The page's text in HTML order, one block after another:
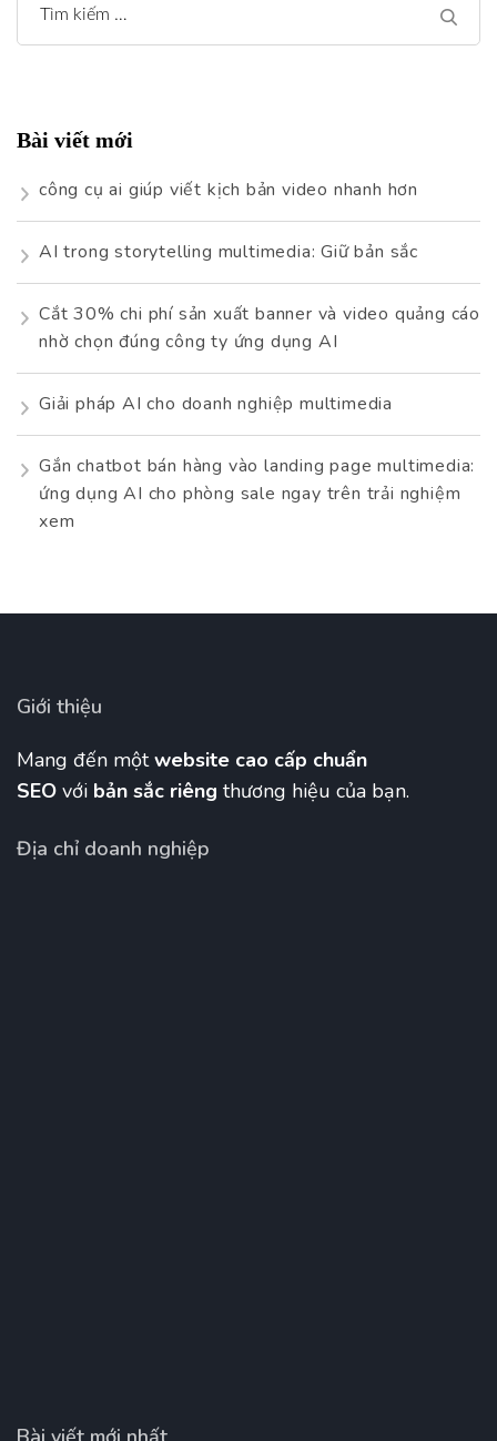
viết
Tìm
kiếm
Bài viết mới
công cụ ai giúp viết kịch bản video nhanh hơn
AI trong storytelling multimedia: Giữ bản sắc
Cắt 30% chi phí sản xuất banner và video quảng cáo
nhờ chọn đúng công ty ứng dụng AI
Giải pháp AI cho doanh nghiệp multimedia
Gắn chatbot bán hàng vào landing page multimedia:
ứng dụng AI cho phòng sale ngay trên trải nghiệm
xem
Giới thiệu
Mang đến mộtwebsite cao cấp chuẩn
SEO với bản sắc riêng thương hiệu của bạn.
Địa chỉ doanh nghiệp